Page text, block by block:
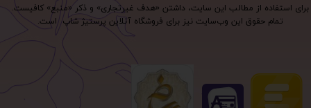
برای استفاده از مطالب این سایت، داشتن «هدف غیرتجاری» و ذکر «منبع» کافیست.
تمام حقوق اين وب‌سايت نیز برای فروشگاه آنلاین پرستیژ شاپ است.